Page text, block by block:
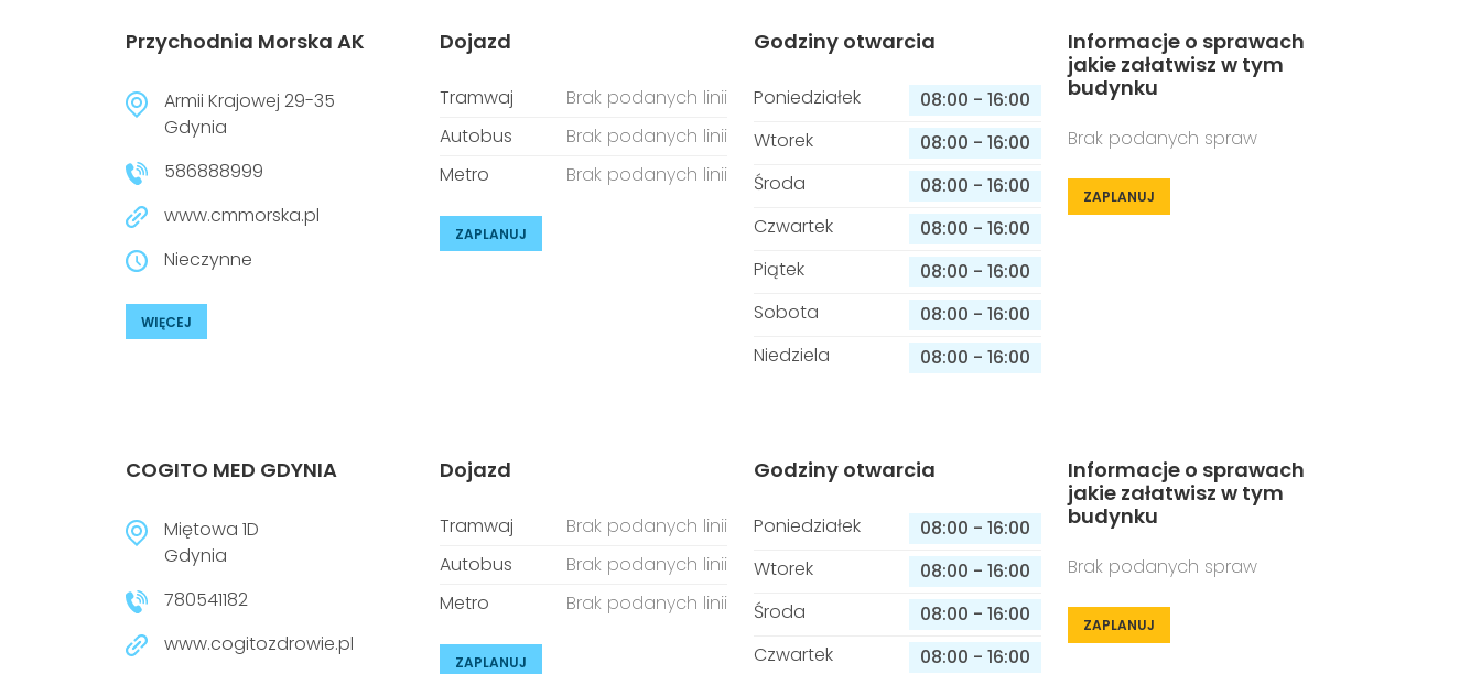
Przychodnia Morska AK
Armii Krajowej 29-35
Gdynia
586888999
www.cmmorska.pl
Nieczynne
WIĘCEJ
Dojazd
Tramwaj
Brak podanych linii
Autobus
Brak podanych linii
Metro
Brak podanych linii
ZAPLANUJ
Godziny otwarcia
Poniedziałek 08:00 - 16:00
Wtorek
08:00 - 16:00
Środa
08:00 - 16:00
Czwartek
08:00 - 16:00
Piątek
08:00 - 16:00
Sobota
08:00 - 16:00
Niedziela
08:00 - 16:00
Informacje o sprawach
jakie załatwisz w tym
budynku
Brak podanych spraw
ZAPLANUJ
COGITO MED GDYNIA
Miętowa 1D
Gdynia
780541182
www.cogitozdrowie.pl
Dojazd
Tramwaj
Brak podanych linii
Autobus
Brak podanych linii
Metro
Brak podanych linii
ZAPLANUJ
Godziny otwarcia
Poniedziałek 08:00 - 16:00
Wtorek
08:00 - 16:00
Środa
08:00 - 16:00
Czwartek
08:00 - 16:00
Informacje o sprawach
jakie załatwisz w tym
budynku
Brak podanych spraw
ZAPLANUJ